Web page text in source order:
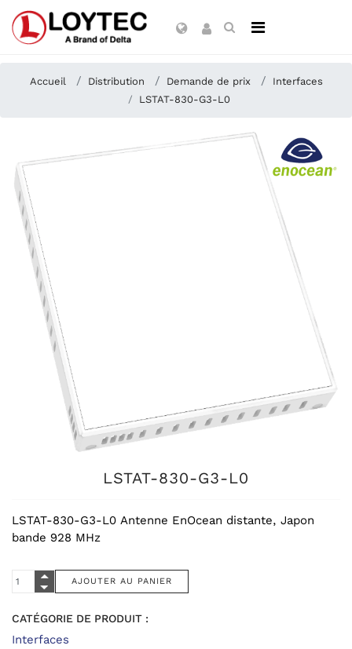
Accueil Distribution Demande de prix
Interfaces
LSTAT-830-G3-L0
LSTAT-830-G3-L0
LSTAT-830-G3-L0 Antenne EnOcean distante, Japon
bande 928 MHz
CATÉGORIE DE PRODUIT :
Interfaces